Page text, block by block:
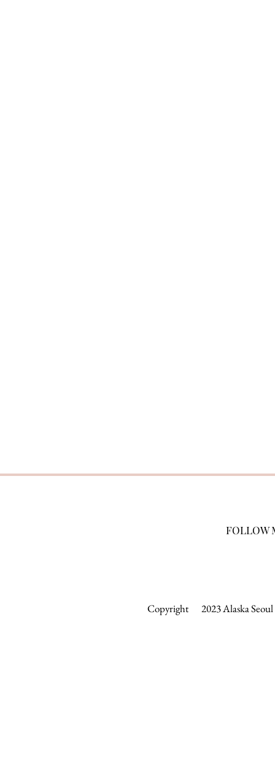
FOLLOW
Copyright 2023 Alaska Seoul